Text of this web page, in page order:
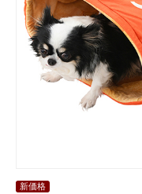
新価格